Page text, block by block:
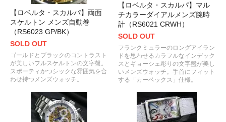
【ロベルタ・スカルパ】両面
スケルトン メンズ自動巻
（RS6023 GP/BK）
SOLD OUT
ゴールドとブラックのコントラスト
が美しいフルスケルトンの文字盤。
スポーティかつシックな雰囲気を合
わせ持つメンズウォッチ。
【ロベルタ・スカルパ】マル
チカラーダイアルメンズ腕時
計（RS6021 CRWH）
SOLD OUT
フランクミュラーのロングアイラン
ドを思わせるカラフルなインデック
スとギョーシェ彫りの文字盤が美し
いメンズウォッチ。手首にフィット
する「カーベックス」仕様。